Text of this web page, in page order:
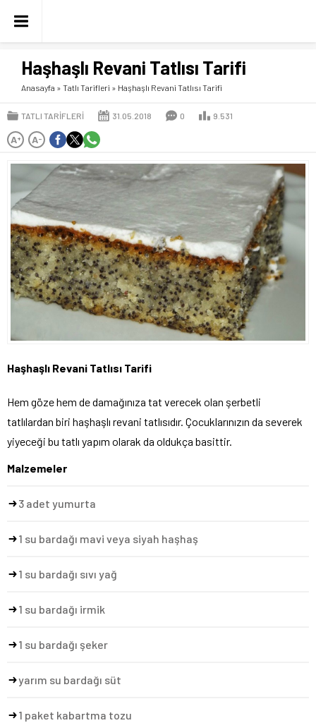
Haşhaşlı Revani Tatlısı Tarifi
Anasayfa » Tatlı Tarifleri » Haşhaşlı Revani Tatlısı Tarifi
TATLI TARIFLERI 31.05.2018 0 9.531
A+ A-
Haşhaşlı Revani Tatlısı Tarifi
Hem göze hem de damağınıza tat verecek olan şerbetli
tatlılardan biri haşhaşlı revani tatlısıdır. Çocuklarınızın da severek
yiyeceği bu tatlı yapım olarak da oldukça basittir.
Malzemeler
3 adet yumurta
1 su bardağı mavi veya siyah haşhaş
1 su bardağı sıvı yağ
1 su bardağı irmik
1 su bardağı şeker
yarım su bardağı süt
1 paket kabartma tozu